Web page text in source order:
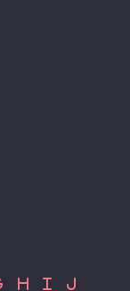
D E
Promo F
Code Promo G
HCode Promo H
ICode
J